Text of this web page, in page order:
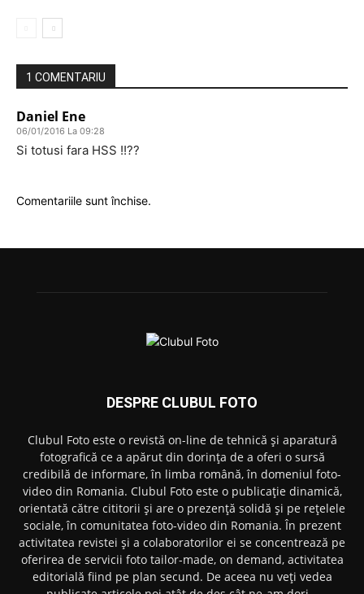
1 COMENTARIU
Daniel Ene
06/01/2016 La 09:28
Si totusi fara HSS !!??
Comentariile sunt închise.
DESPRE CLUBUL FOTO
Clubul Foto este o revistă on-line de tehnică și aparatură
fotografică ce a apărut din dorința de a oferi o sursă
credibilă de informare, în limba română, în domeniul foto-
video din Romania. Clubul Foto este o publicație dinamică,
orientată către cititorii și are o prezență solidă și pe rețelele
sociale, în comunitatea foto-video din Romania. În prezent
activitatea revistei și a colaboratorilor ei se concentrează pe
oferirea de servicii foto tailor-made, on demand, activitatea
editorială fiind pe plan secund. De aceea nu veți vedea